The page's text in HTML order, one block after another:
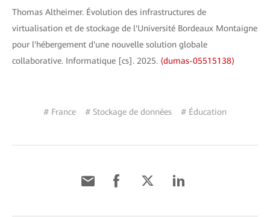
Thomas Altheimer. Évolution des infrastructures de
virtualisation et de stockage de l'Université Bordeaux Montaigne
pour l'hébergement d'une nouvelle solution globale
collaborative. Informatique [cs]. 2025. ⟨dumas-05515138⟩
# France # Stockage de données # Éducation